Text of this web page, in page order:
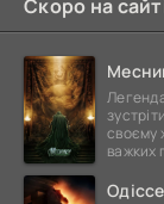
Скоро на
своєму
важких